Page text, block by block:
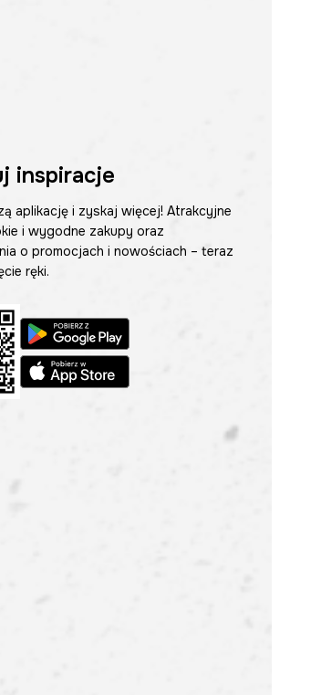
inspiracje
aplikację i zyskaj więcej! Atrakcyjne
i wygodne zakupy oraz
o promocjach i nowościach – teraz
ręki.